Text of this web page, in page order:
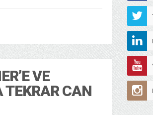
VE
TEKRAR CAN